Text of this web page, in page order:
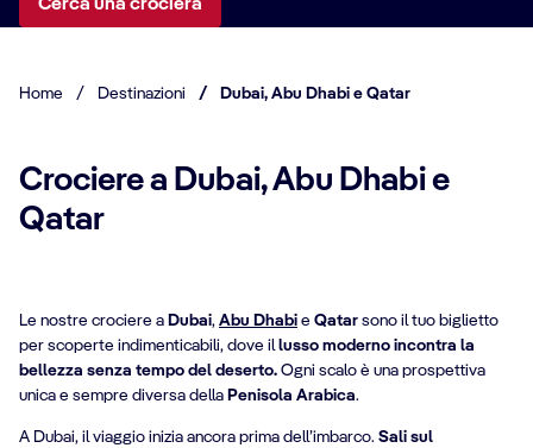
Cerca una crociera
Home / Destinazioni / Dubai, Abu Dhabi e Qatar
Crociere a Dubai, Abu Dhabi e
Qatar
Le nostre crociere a Dubai, Abu Dhabi e Qatar sono il tuo biglietto
per scoperte indimenticabili, dove illusso moderno incontra la
bellezza senza tempo del deserto. Ogni scalo è una prospettiva
unica e sempre diversa della Penisola Arabica.
A Dubai, il viaggio inizia ancora prima dell’imbarco. Sali sul